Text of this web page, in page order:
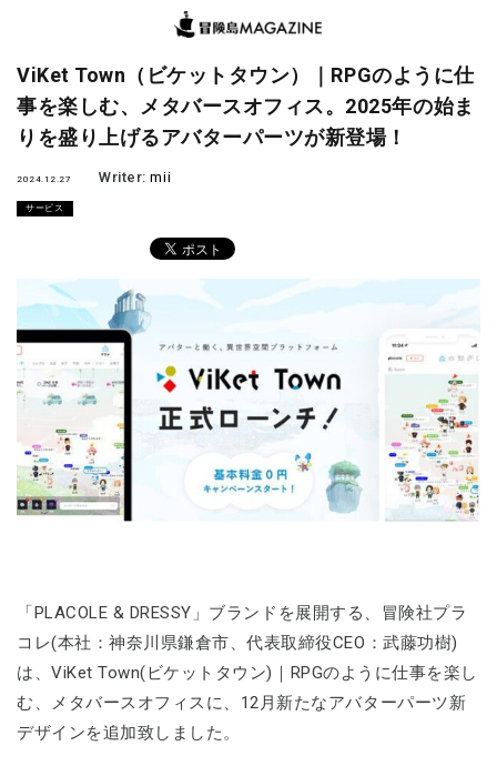
ViKet Town（ビケットタウン）｜RPGのように仕
事を楽しむ、メタバースオフィス。2025年の始ま
りを盛り上げるアバターパーツが新登場！
2024.12.27 Writer:mii
サービス
「PLACOLE & DRESSY」ブランドを展開する、冒険社プラ
コレ(本社：神奈川県鎌倉市、代表取締役CEO：武藤功樹)
は、ViKet Town(ビケットタウン)｜RPGのように仕事を楽し
む、メタバースオフィスに、12月新たなアバターパーツ新
デザインを追加致しました。